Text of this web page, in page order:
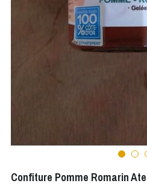
Confiture Pomme Romarin